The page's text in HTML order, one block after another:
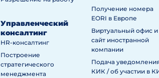
Управленческий
консалтинг
HR-консалтинг
Построение
стратегического
менеджмента
Получение номера
EORI в Европе
Виртуальный офис и
сайт иностранной
компании
Подача
КИК / об участии в